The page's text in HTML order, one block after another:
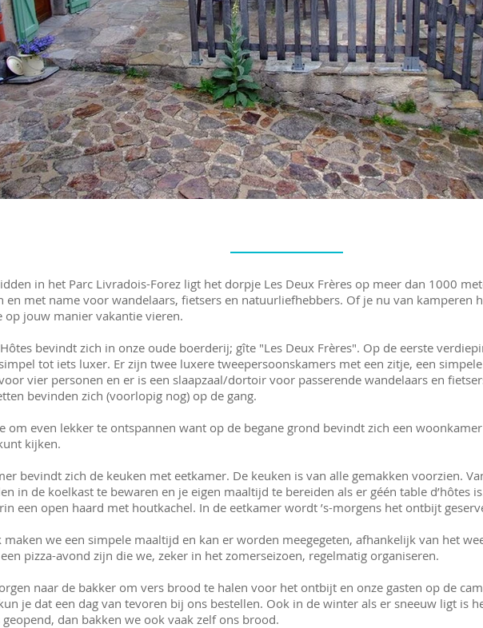
Pierre
in het Parc Livradois-Forez ligt het dorpje Les Deux Frères op meer dan 1000
en met name voor wandelaars, fietsers en natuurliefhebbers. Of je nu van kamperen
op jouw manier vakantie vieren.
bevindt zich in onze oude boerderij; gîte "Les Deux Frères". Op de eerste
tot iets luxer. Er zijn twee luxere tweepersoonskamers met een zitje, een
vier personen en er is een slaapzaal/dortoir voor passerende wandelaars en
bevinden zich (voorlopig nog) op de gang.
om even lekker te ontspannen want op de begane grond bevindt zich een
kijken.
bevindt zich de keuken met eetkamer. De keuken is van alle gemakken voorzien.
in de koelkast te bewaren en je eigen maaltijd te bereiden als er géén table d’hôtes
een open haard met houtkachel. In de eetkamer wordt ’s-morgens het ontbijt
maken we een simpele maaltijd en kan er worden meegegeten, afhankelijk van het
pizza-avond zijn die we, zeker in het zomerseizoen, regelmatig organiseren.
naar de bakker om vers brood te halen voor het ontbijt en onze gasten op de
je dat een dag van tevoren bij ons bestellen. Ook in de winter als er sneeuw ligt is
dan bakken we ook vaak zelf ons brood.